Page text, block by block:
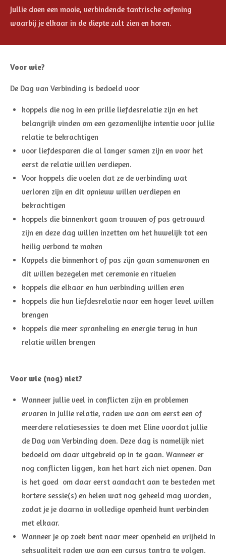
Jullie doen een mooie, verbindende tantrische oefening
waarbij je elkaar in de diepte zult zien en horen.
Voor wie?
De Dag van Verbinding is bedoeld voor
koppels die nog in een prille liefdesrelatie zijn en het
belangrijk vinden om een gezamenlijke intentie voor jullie
relatie te bekrachtigen
voor liefdesparen die al langer samen zijn en voor het
eerst de relatie willen verdiepen.
Voor koppels die voelen dat ze de verbinding wat
verloren zijn en dit opnieuw willen verdiepen en
bekrachtigen
koppels die binnenkort gaan trouwen of pas getrouwd
zijn en deze dag willen inzetten om het huwelijk tot een
heilig verbond te maken
Koppels die binnenkort of pas zijn gaan samenwonen en
dit willen bezegelen met ceremonie en rituelen
koppels die elkaar en hun verbinding willen eren
koppels die hun liefdesrelatie naar een hoger level willen
brengen
koppels die meer sprankeling en energie terug in hun
relatie willen brengen
Voor wie (nog) niet?
Wanneer jullie veel in conflicten zijn en problemen
ervaren in jullie relatie, raden we aan om eerst een of
meerdere relatiesessies te doen met Eline voordat jullie
de Dag van Verbinding doen. Deze dag is namelijk niet
bedoeld om daar uitgebreid op in te gaan. Wanneer er
nog conflicten liggen, kan het hart zich niet openen. Dan
is het goed om daar eerst aandacht aan te besteden met
kortere sessie(s) en helen wat nog geheeld mag worden,
zodat je je daarna in volledige openheid kunt verbinden
met elkaar.
Wanneer je op zoek bent naar meer openheid en vrijheid in
seksualiteit raden we aan een cursus tantra te volgen.